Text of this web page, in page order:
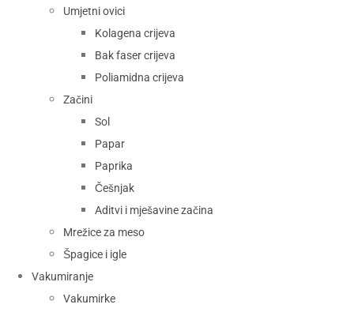
Umjetni ovici
Kolagena crijeva
Bak faser crijeva
Poliamidna crijeva
Začini
Sol
Papar
Paprika
Češnjak
Aditvi i mješavine začina
Mrežice za meso
Špagice i igle
Vakumiranje
Vakumirke